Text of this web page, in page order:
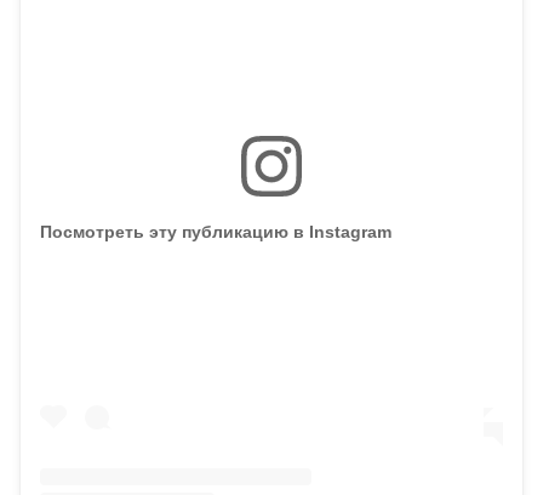
Посмотреть эту публикацию в Instagram